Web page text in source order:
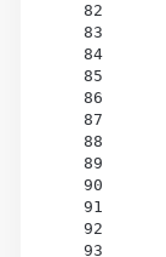
82
83
84
85
86
87
88
89
90
91
92
93